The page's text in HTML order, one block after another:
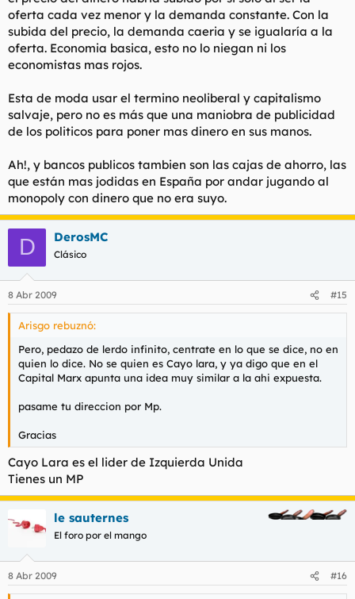
planteado. Cuando todo parecia ir de puta madre no habia
queja y se adjudicaban los logros de la ecoñomia, ahora que
van mal dadas la culpa es del comunista de Bush que ha
fundado poco menos que los Estados Socialistas de America.
responsable de este desaguisado a la doctrina liberal
imperante hasta hace muy poco.
oferta cada vez menor y la demanda constante. Con la
subida del precio, la demanda caeria y se igualaría a la
oferta. Economia basica, esto no lo niegan ni los
economistas mas rojos.
Esta de moda usar el termino neoliberal y capitalismo
salvaje, pero no es más que una maniobra de publicidad
de los politicos para poner mas dinero en sus manos.
Ah!, y bancos publicos tambien son las cajas de ahorro, las
que están mas jodidas en España por andar jugando al
monopoly con dinero que no era suyo.
D DerosMC
Clásico
8 Abr 2009 #15
Arisgo rebuznó:
Pero, pedazo de lerdo infinito, centrate en lo que se dice, no en
quien lo dice. No se quien es Cayo lara, y ya digo que en el
Capital Marx apunta una idea muy similar a la ahi expuesta.
pasame tu direccion por Mp.
Gracias
Cayo Lara es el lider de Izquierda Unida
Tienes un MP
le sauternes
El foro por el mango
8 Abr 2009 #16